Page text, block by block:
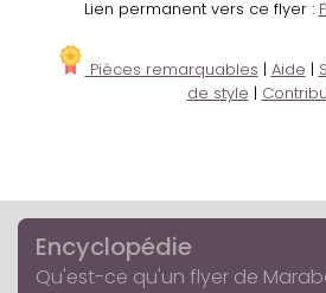
Lien permanent vers ce flyer :
Pièces remarquables | Aide |
de style |
Encyclopédie
Qu'est-ce qu'un flyer de